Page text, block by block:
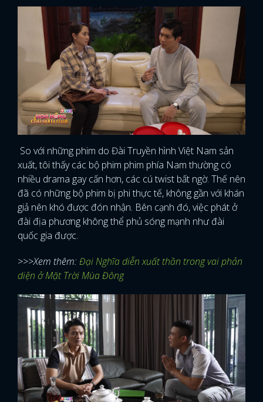
So với những phim do Đài Truyền hình Việt Nam sản
xuất, tôi thấy các bộ phim phim phía Nam thường có
nhiều drama gay cấn hơn, các cú twist bất ngờ. Thế nên
đã có những bộ phim bị phi thực tế, không gần với khán
giả nên khó được đón nhận. Bên cạnh đó, việc phát ở
đài địa phương không thể phủ sóng mạnh như đài
quốc gia được.
>>>Xem thêm:Đại Nghĩa diễn xuất thần trong vai phản
diện ở Mặt Trời Mùa Đông